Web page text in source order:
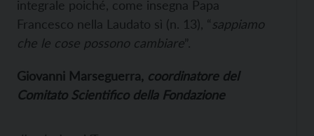
integrale poiché, come insegna Papa
Francesco nella Laudato sì (n. 13), “ sappiamo
che le cose possono cambiare”.
Giovanni Marseguerra, coordinatore del
Comitato Scientifico della Fondazione